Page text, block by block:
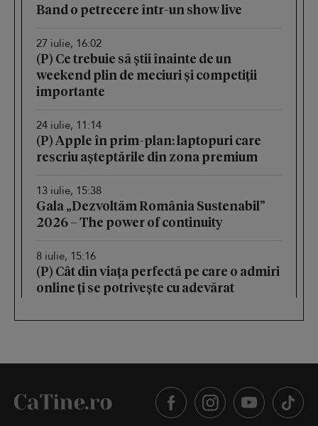
Band o petrecere într-un show live
27 iulie, 16:02
(P) Ce trebuie să știi înainte de un
weekend plin de meciuri și competiții
importante
24 iulie, 11:14
(P) Apple în prim-plan: laptopuri care
rescriu așteptările din zona premium
13 iulie, 15:38
Gala „Dezvoltăm România Sustenabil”
2026 – The power of continuity
8 iulie, 15:16
(P) Cât din viața perfectă pe care o admiri
online ți se potrivește cu adevărat